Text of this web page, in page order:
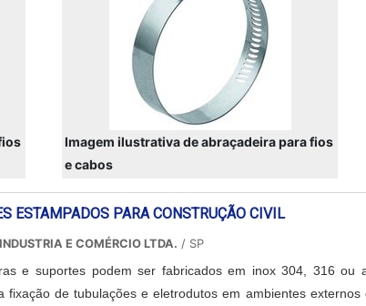
Imagem ilustrativa de abraçadeira para fios
e cabos
ESTAMPADOS PARA CONSTRUÇÃO CIVIL
E COMÉRCIO LTDA. / SP
e suportes podem ser fabricados em inox 304, 316 ou
fixação de tubulações e eletrodutos em ambientes